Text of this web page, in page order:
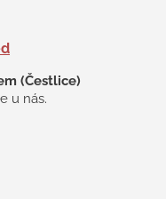
(Čestlice)
u nás.